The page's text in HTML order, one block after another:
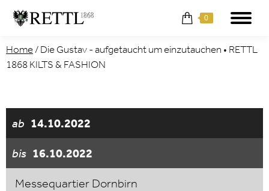
0
Home/ Die Gustav - aufgetaucht um einzutauchen • RETTL
1868 KILTS & FASHION
ab 14.10.2022
bis 16.10.2022
Messequartier Dornbirn